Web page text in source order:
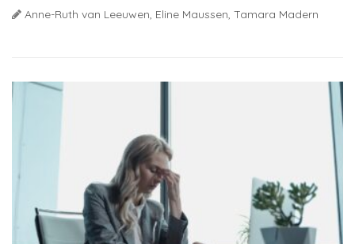
Anne-Ruth van Leeuwen, Eline Maussen, Tamara Madern